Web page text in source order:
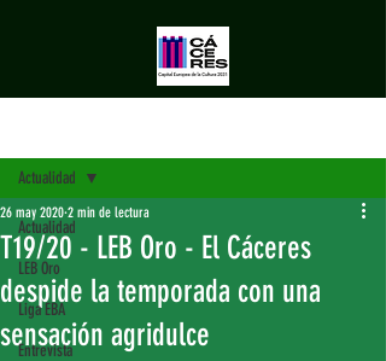
Actualidad
LEB Oro
Liga EBA
Entrevista
Actualidad
T19/20 - LEB Oro - El Cáceres
despide la temporada con una
sensación agridulce
26 may 2020 2 min de lectura